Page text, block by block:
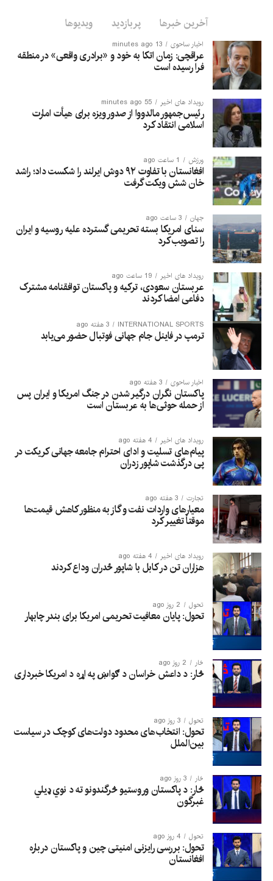
آخرین خبرها پربازدید ویدیوها
اخبار ساحوی 13 minutes ago
عراقچی: زمان اتکا به خود و «برادری واقعی» در منطقه
فرا رسیده است
رویداد های اخیر 55 minutes ago
رئیس‌جمهور مالدووا از صدور ویزه برای هیأت امارت
اسلامی انتقاد کرد
ورزش 1 ساعت ago
افغانستان با تفاوت ۹۲ دوش ایرلند را شکست داد؛ راشد
خان شش ویکت گرفت
جهان 3 ساعت ago
سنای امریکا بسته تحریمی گسترده علیه روسیه و ایران
را تصویب کرد
رویداد های اخیر 19 ساعت ago
عربستان سعودی، ترکیه و پاکستان توافقنامه مشترک
دفاعی امضا کردند
INTERNATIONAL SPORTS 3 هفته ago
ترمپ در فاینل جام جهانی فوتبال حضور می‌یابد
اخبار ساحوی 3 هفته ago
پاکستان نگران درگیر شدن در جنگ امریکا و ایران پس
از حمله حوثی‌ها به عربستان است
رویداد های اخیر 4 هفته ago
پیام‌های تسلیت و ادای احترام جامعه جهانی کریکت در
پی درگذشت شاپور زدران
تجارت 3 هفته ago
معیارهای واردات نفت و گاز به منظور کاهش قیمت‌ها
موقتاً تغییر کرد
رویداد های اخیر 4 هفته ago
هزاران تن در کابل با شاپور ځدران وداع کردند
تحول 2 روز ago
تحول: پایان معافیت تحریمی امریکا برای بندر چابهار
څار 2 روز ago
څار: د داعش خراسان د ګواښ په اړه د امریکا خبرداری
تحول 3 روز ago
تحول: انتخاب‌های محدود دولت‌های کوچک در سیاست
بین‌الملل
څار 3 روز ago
څار: د پاکستان وروستیو څرگندونو ته د نوي ډیلي
غبرگون
تحول 4 روز ago
تحول: بررسی رایزنی امنیتی چین و پاکستان درباره
افغانستان